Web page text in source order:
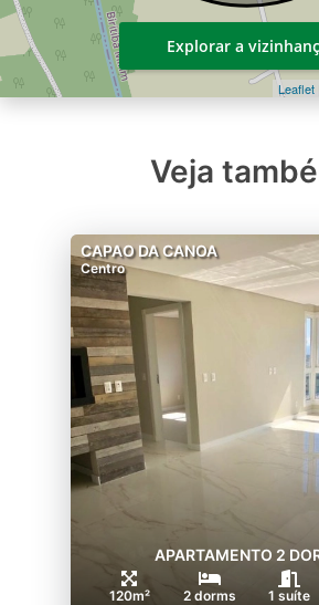
Leaflet
Explorar a
Veja
CAPAO DA CANOA
Centro
APARTAMENTO 2
120m² 2 dorms 1 suíte